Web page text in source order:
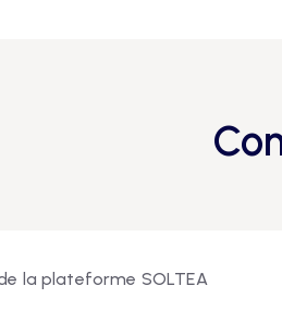
la plateforme SOLTEA